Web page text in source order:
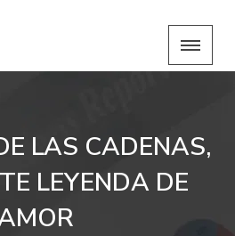
LAS CADENAS,
LEYENDA DE